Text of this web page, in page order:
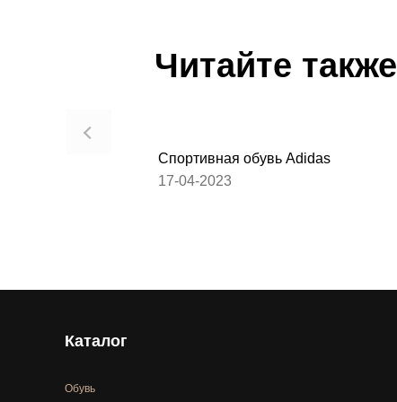
Читайте также
Спортивная обувь Adidas
17-04-2023
Каталог
Обувь